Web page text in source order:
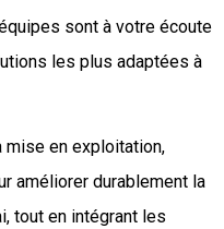
sont à votre écoute
les plus adaptées à
mise en exploitation,
améliorer durablement la
tout en intégrant les